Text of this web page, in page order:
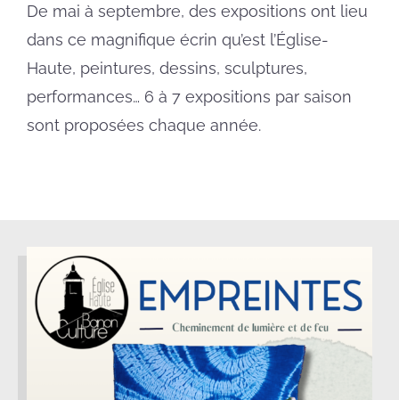
De mai à septembre, des expositions ont lieu
dans ce magnifique écrin qu’est l’Église-
Haute, peintures, dessins, sculptures,
performances… 6 à 7 expositions par saison
sont proposées chaque année.